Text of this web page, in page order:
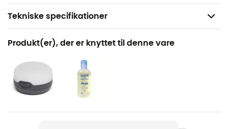
Tekniske specifikationer
Anbefales til
Trekking / Camping / Bivuak
Produkt
FP Drive Wing
Produkt(er), der er knyttet til denne vare